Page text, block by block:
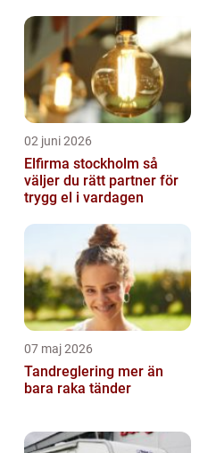
02 juni 2026
Elfirma stockholm så
väljer du rätt partner för
trygg el i vardagen
07 maj 2026
Tandreglering mer än
bara raka tänder